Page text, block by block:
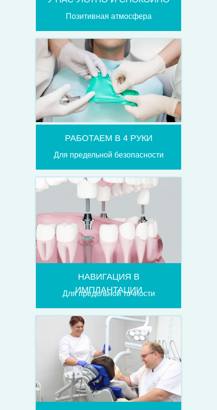
РАБОТАЕМ В 4 РУКИ
Для предельной безопасности
НАВИГАЦИЯ В
ИМПЛАНТАЦИИ
Для предельной точности
Позитивная атмосфера